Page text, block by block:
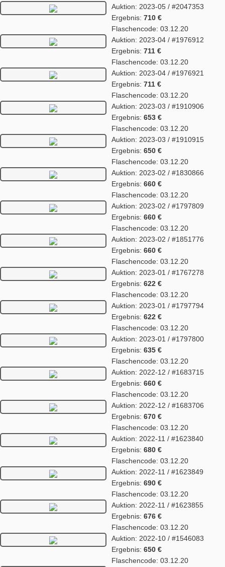
Auktion: 2023-05 / #2047353
Ergebnis: 710 €
Flaschencode: 03.12.20
Auktion: 2023-04 / #1976912
Ergebnis: 711 €
Flaschencode: 03.12.20
Auktion: 2023-04 / #1976921
Ergebnis: 711 €
Flaschencode: 03.12.20
Auktion: 2023-03 / #1910906
Ergebnis: 653 €
Flaschencode: 03.12.20
Auktion: 2023-03 / #1910915
Ergebnis: 650 €
Flaschencode: 03.12.20
Auktion: 2023-02 / #1830866
Ergebnis: 660 €
Flaschencode: 03.12.20
Auktion: 2023-02 / #1797809
Ergebnis: 660 €
Flaschencode: 03.12.20
Auktion: 2023-02 / #1851776
Ergebnis: 660 €
Flaschencode: 03.12.20
Auktion: 2023-01 / #1767278
Ergebnis: 622 €
Flaschencode: 03.12.20
Auktion: 2023-01 / #1797794
Ergebnis: 622 €
Flaschencode: 03.12.20
Auktion: 2023-01 / #1797800
Ergebnis: 635 €
Flaschencode: 03.12.20
Auktion: 2022-12 / #1683715
Ergebnis: 660 €
Flaschencode: 03.12.20
Auktion: 2022-12 / #1683706
Ergebnis: 670 €
Flaschencode: 03.12.20
Auktion: 2022-11 / #1623840
Ergebnis: 680 €
Flaschencode: 03.12.20
Auktion: 2022-11 / #1623849
Ergebnis: 690 €
Flaschencode: 03.12.20
Auktion: 2022-11 / #1623855
Ergebnis: 676 €
Flaschencode: 03.12.20
Auktion: 2022-10 / #1546083
Ergebnis: 650 €
Flaschencode: 03.12.20